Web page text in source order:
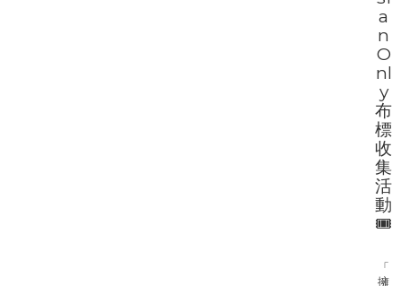
a
n
O
nl
y
布
標
收
集
活
動
🎟
「
擁